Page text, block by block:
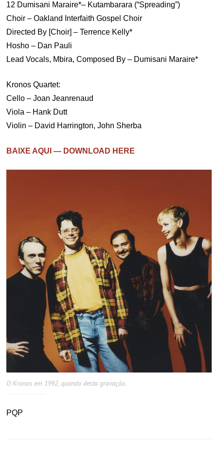
12 Dumisani Maraire*– Kutambarara (“Spreading”)
Choir – Oakland Interfaith Gospel Choir
Directed By [Choir] – Terrence Kelly*
Hosho – Dan Pauli
Lead Vocals, Mbira, Composed By – Dumisani Maraire*
Kronos Quartet:
Cello – Joan Jeanrenaud
Viola – Hank Dutt
Violin – David Harrington, John Sherba
BAIXE AQUI — DOWNLOAD HERE
O Kronos em 1992, quando desta gravação.
PQP